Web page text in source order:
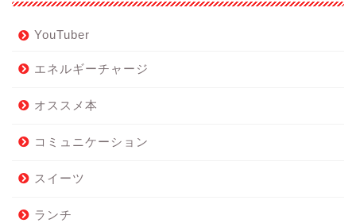
YouTuber
エネルギーチャージ
オススメ本
コミュニケーション
スイーツ
ランチ